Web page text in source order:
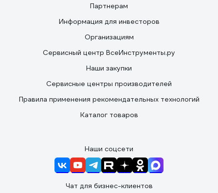
Партнерам
Информация для инвесторов
Организациям
Сервисный центр ВсеИнструменты.ру
Наши закупки
Сервисные центры производителей
Правила применения рекомендательных технологий
Каталог товаров
Наши соцсети
Чат для бизнес-клиентов